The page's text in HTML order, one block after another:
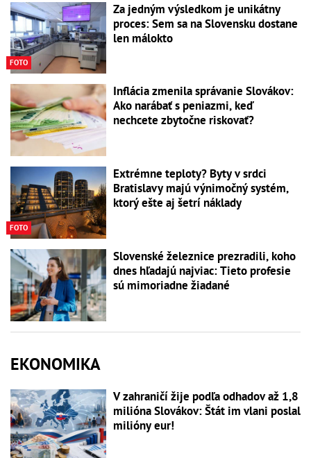
FOTO
Za jedným výsledkom je unikátny
proces: Sem sa na Slovensku dostane
len málokto
Inflácia zmenila správanie Slovákov:
Ako narábať s peniazmi, keď
nechcete zbytočne riskovať?
FOTO
Extrémne teploty? Byty v srdci
Bratislavy majú výnimočný systém,
ktorý ešte aj šetrí náklady
Slovenské železnice prezradili, koho
dnes hľadajú najviac: Tieto profesie
sú mimoriadne žiadané
EKONOMIKA
V zahraničí žije podľa odhadov až 1,8
milióna Slovákov: Štát im vlani poslal
milióny eur!